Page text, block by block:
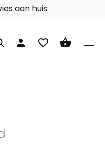
aan huis
person favorite_border shopping_basket